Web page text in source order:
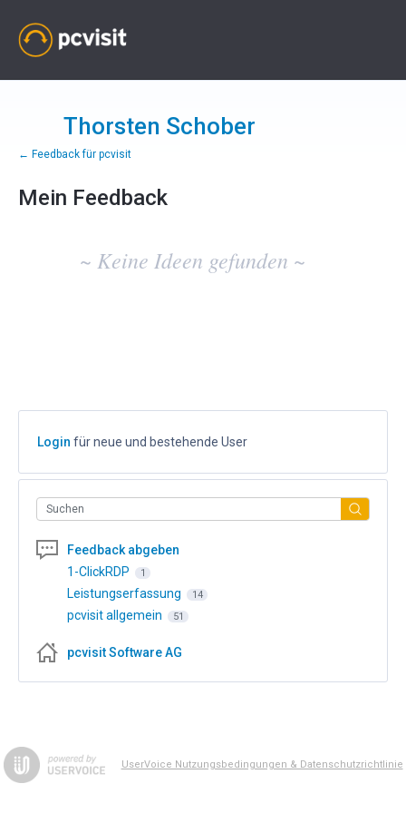
Thorsten Schober
← Feedback für pcvisit
Mein Feedback
Ideenergebnisse~ Keine Ideen gefunden ~
Login für neue und bestehende User
Suchen
Feedback abgeben
1-ClickRDP
1
Leistungserfassung 14
pcvisit allgemein 51
pcvisit Software AG
UserVoice Nutzungsbedingungen & Datenschutzrichtlinie